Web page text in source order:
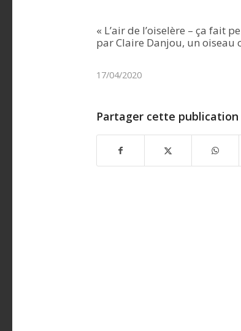
« L’air de l’oiselère – ça fait
par Claire Danjou, un oiseau
17/04/2020
Partager cette publication